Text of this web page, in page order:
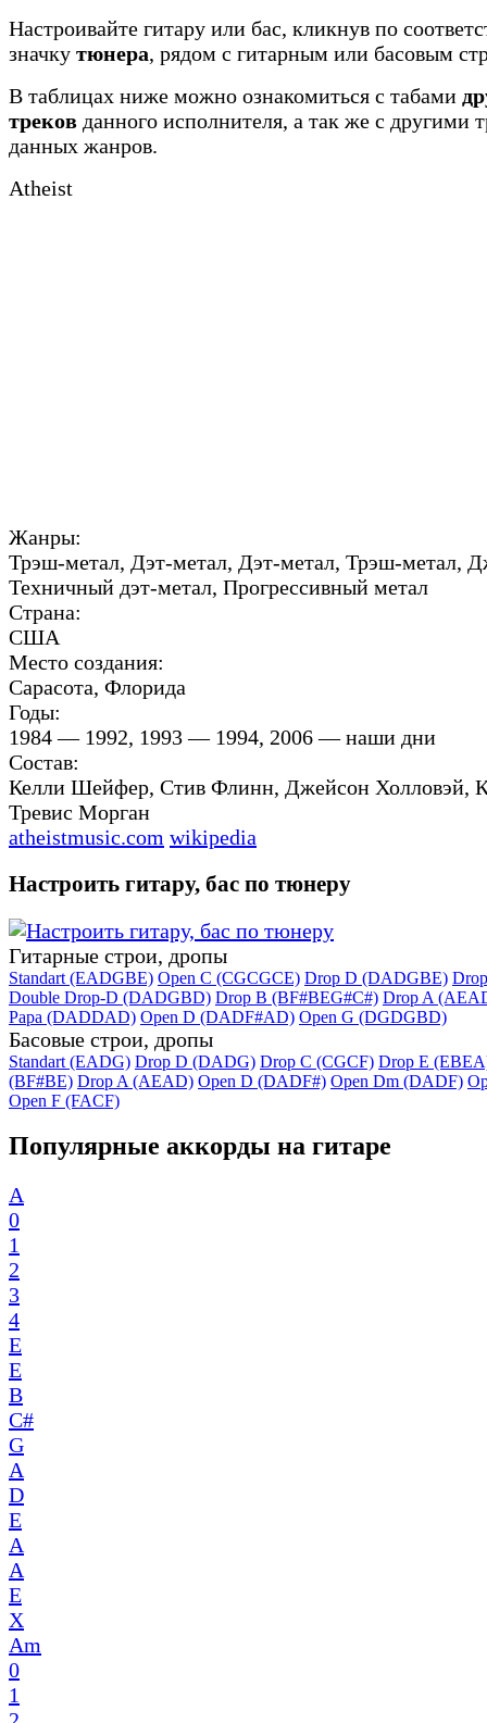
Настроивайте гитару или бас, кликнув по
значку тюнера, рядом с гитарным или басовым
В таблицах ниже можно ознакомиться с табами
треков данного исполнителя, а так же с другими
данных жанров.
Atheist
Жанры:
Трэш-метал, Дэт-метал, Дэт-метал, Трэш-метал,
Техничный дэт-метал, Прогрессивный метал
Страна:
США
Место создания:
Сарасота, Флорида
Годы:
1984 — 1992, 1993 — 1994, 2006 — наши дни
Состав:
Келли Шейфер, Стив Флинн, Джейсон Холловэй,
Тревис Морган
atheistmusic.com wikipedia
Настроить гитару, бас по тюнеру
Гитарные строи, дропы
Standart (EADGBE) Open C (CGCGCE) Drop D (DADGBE)
Double Drop-D (DADGBD) Drop B (BF#BEG#C#) Drop A
Papa (DADDAD) Open D (DADF#AD) Open G (DGDGBD)
Басовые строи, дропы
Standart (EADG) Drop D (DADG) Drop C (CGCF) Drop E
(BF#BE) Drop A (AEAD) Open D (DADF#) Open Dm (DADF)
Open F (FACF)
Популярные аккорды на гитаре
A
0
1
2
3
4
E
E
B
C#
G
A
D
E
A
A
E
X
Am
0
1